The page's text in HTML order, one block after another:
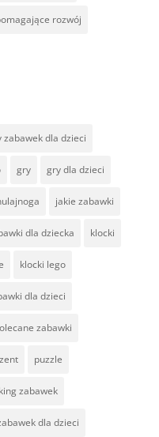
rozwój
dla dzieci
gry gry dla dzieci
jakie zabawki
dla dziecka klocki
klocki lego
dla dzieci
zabawki
puzzle
zabawek
dla dzieci